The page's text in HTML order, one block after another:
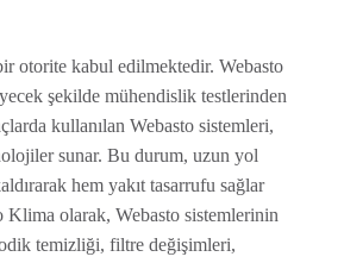
otorite kabul edilmektedir. Webasto
şekilde mühendislik testlerinden
kullanılan Webasto sistemleri,
sunar. Bu durum, uzun yol
hem yakıt tasarrufu sağlar
Klima olarak, Webasto sistemlerinin
temizliği, filtre değişimleri,